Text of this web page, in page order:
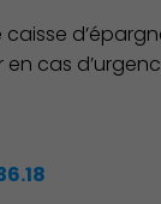
cas